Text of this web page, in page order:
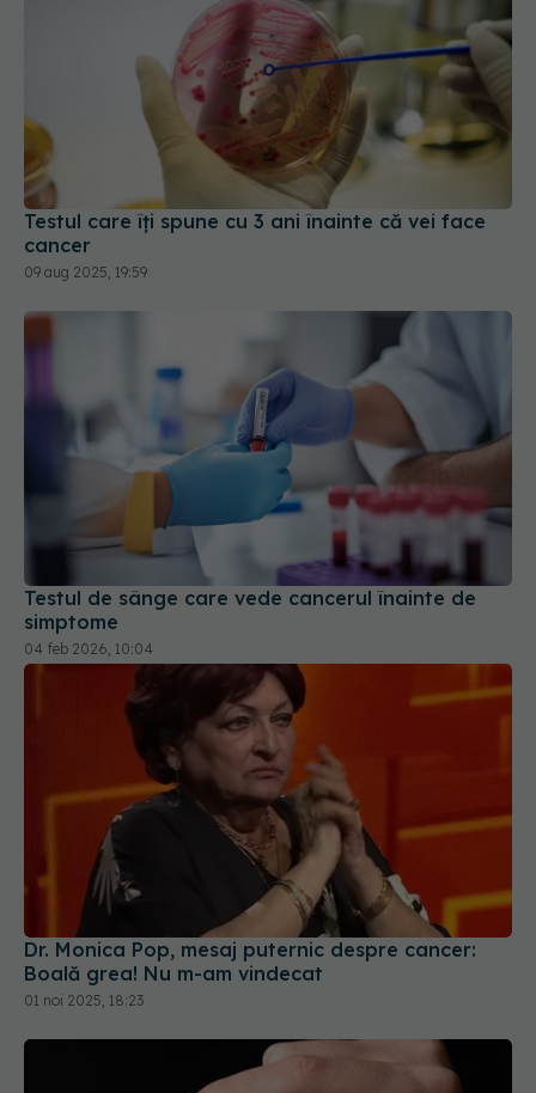
Testul care îți spune cu 3 ani înainte că vei face
cancer
09 aug 2025, 19:59
Testul de sânge care vede cancerul înainte de
04 feb 2026, 10:04
Dr. Monica Pop, mesaj puternic despre cancer:
Boală grea! Nu m-am vindecat
01 noi 2025, 18:23